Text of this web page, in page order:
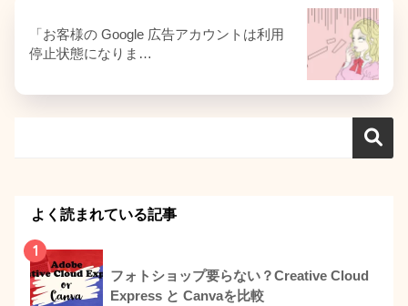
「お客様の Google 広告アカウントは利用
停止状態になりま…
よく読まれている記事
1
フォトショップ要らない？Creative Cloud
Express と Canvaを比較